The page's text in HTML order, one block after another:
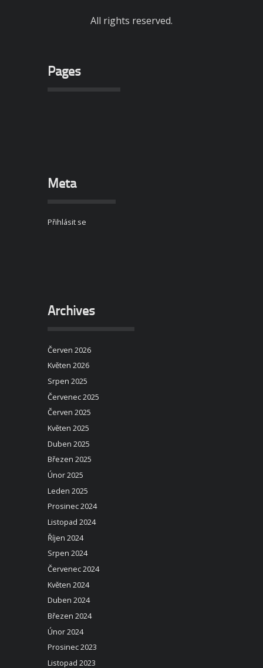
All rights reserved.
Pages
Meta
Přihlásit se
Archives
Červen 2026
Květen 2026
Srpen 2025
Červenec 2025
Červen 2025
Květen 2025
Duben 2025
Březen 2025
Únor 2025
Leden 2025
Prosinec 2024
Listopad 2024
Říjen 2024
Srpen 2024
Červenec 2024
Květen 2024
Duben 2024
Březen 2024
Únor 2024
Prosinec 2023
Listopad 2023